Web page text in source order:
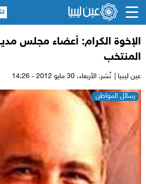
الإخوة الكرام: أعضاء مجلس
المنتخب
عين ليبيا | نُشر: الأربعاء،
رسائل المواطن